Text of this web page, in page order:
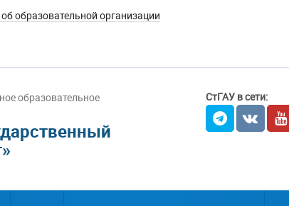
образовательной организации
образовательное
СтГАУ в сети: